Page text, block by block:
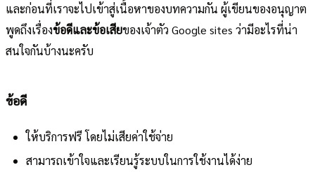
และก่อนที่เราจะไปเข้าสู่เนื้อหาของบทความกัน ผู้เขียนของอนุญาต
พูดถึงเรื่องข้อดีและข้อเสียของเจ้าตัว Google sites ว่ามีอะไรที่น่า
สนใจกันบ้างนะครับ
ข้อดี
ให้บริการฟรี โดยไม่เสียค่าใช้จ่าย
สามารถเข้าใจและเรียนรู้ระบบในการใช้งานได้ง่าย